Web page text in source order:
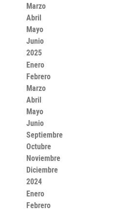
Marzo
Abril
Mayo
Junio
2025
Enero
Febrero
Marzo
Abril
Mayo
Junio
Septiembre
Octubre
Noviembre
Diciembre
2024
Enero
Febrero